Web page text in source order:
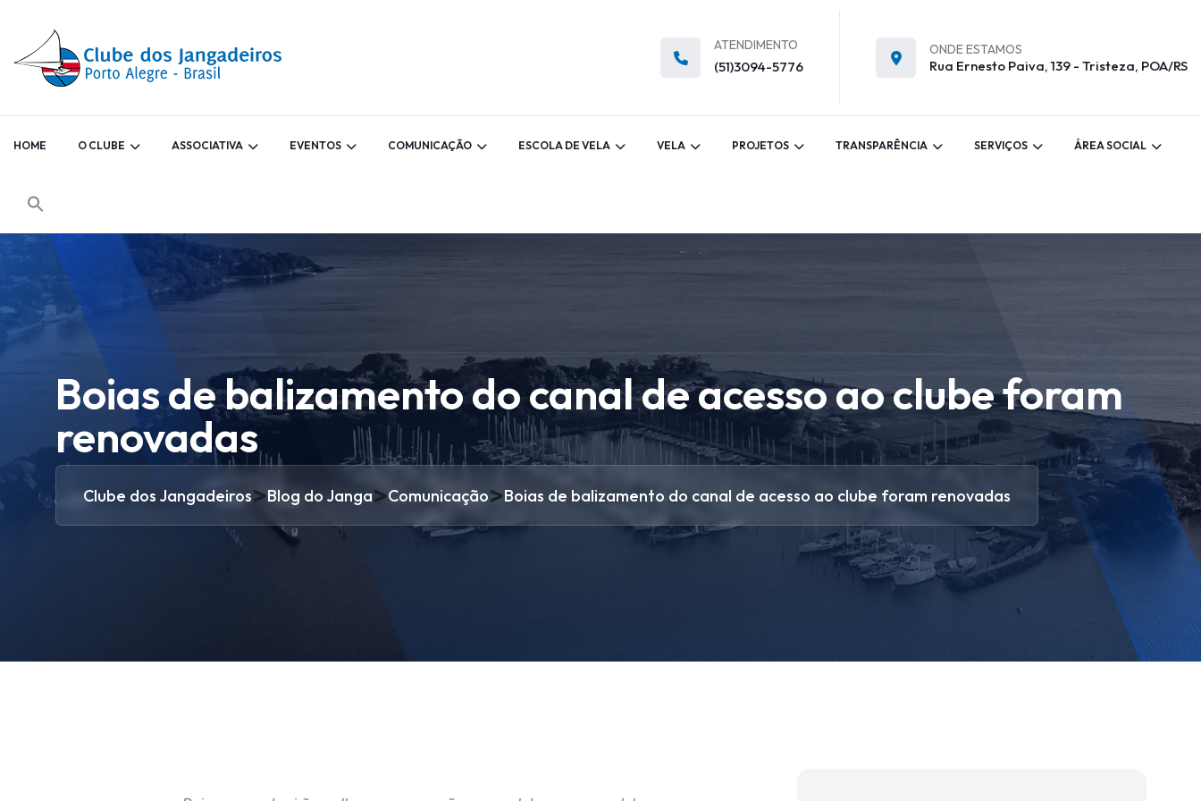
ATENDIMENTO
(51)3094-5776
ONDE ESTAMOS
Rua Ernesto Paiva, 139 - Tristeza, POA/RS
HOME O CLUBE ASSOCIATIVA EVENTOS COMUNICAÇÃO ESCOLA DE VELA VELA PROJETOS TRANSPARÊNCIA SERVIÇOS ÁREA SOCIAL
Boias de balizamento do canal de acesso ao clube foram
renovadas
Clube dos Jangadeiros>Blog do Janga>Comunicação>Boias de balizamento do canal de acesso ao clube foram renovadas